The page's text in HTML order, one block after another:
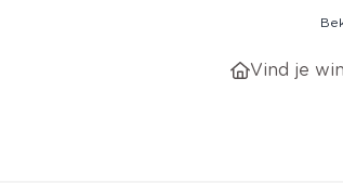
Vind je